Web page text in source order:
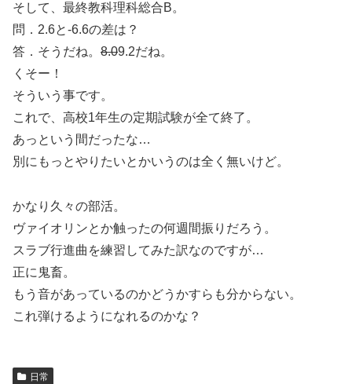
そして、最終教科理科総合B。
問．2.6と-6.6の差は？
答．そうだね。 8.09.2だね。
くそー！
そういう事です。
これで、高校1年生の定期試験が全て終了。
あっという間だったな…
別にもっとやりたいとかいうのは全く無いけど。
かなり久々の部活。
ヴァイオリンとか触ったの何週間振りだろう。
スラブ行進曲を練習してみた訳なのですが…
正に鬼畜。
もう音があっているのかどうかすらも分からない。
これ弾けるようになれるのかな？
日常